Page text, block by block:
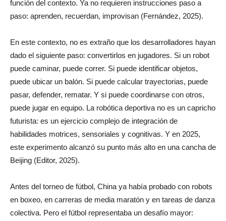
función del contexto. Ya no requieren instrucciones paso a
paso: aprenden, recuerdan, improvisan (Fernández, 2025).
En este contexto, no es extraño que los desarrolladores hayan
dado el siguiente paso: convertirlos en jugadores. Si un robot
puede caminar, puede correr. Si puede identificar objetos,
puede ubicar un balón. Si puede calcular trayectorias, puede
pasar, defender, rematar. Y si puede coordinarse con otros,
puede jugar en equipo. La robótica deportiva no es un capricho
futurista: es un ejercicio complejo de integración de
habilidades motrices, sensoriales y cognitivas. Y en 2025,
este experimento alcanzó su punto más alto en una cancha de
Beijing (Editor, 2025).
Antes del torneo de fútbol, China ya había probado con robots
en boxeo, en carreras de media maratón y en tareas de danza
colectiva. Pero el fútbol representaba un desafío mayor: